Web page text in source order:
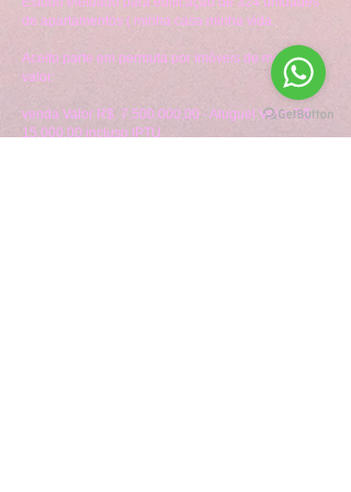
de apartamentos ( minha casa minha vida.
Aceito parte em permuta por imóveis de menor
valor.
venda Valor R$. 7.500.000,00 - Aluguel Valor R$.
15.000,00 incluso IPTU